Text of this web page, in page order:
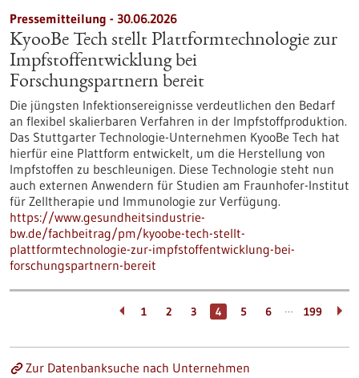
Pressemitteilung - 30.06.2026
KyooBe Tech stellt Plattformtechnologie zur
Impfstoffentwicklung bei
Forschungspartnern bereit
Die jüngsten Infektionsereignisse verdeutlichen den Bedarf
an flexibel skalierbaren Verfahren in der Impfstoffproduktion.
Das Stuttgarter Technologie-Unternehmen KyooBe Tech hat
hierfür eine Plattform entwickelt, um die Herstellung von
Impfstoffen zu beschleunigen. Diese Technologie steht nun
auch externen Anwendern für Studien am Fraunhofer-Institut
für Zelltherapie und Immunologie zur Verfügung.
https://www.gesundheitsindustrie-
bw.de/fachbeitrag/pm/kyoobe-tech-stellt-
plattformtechnologie-zur-impfstoffentwicklung-bei-
forschungspartnern-bereit
1 2 3 4 5 6 … 199
Zur Datenbanksuche nach Unternehmen